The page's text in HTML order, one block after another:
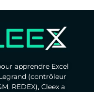
apprendre Excel
(contrôleur
REDEX), Cleex a